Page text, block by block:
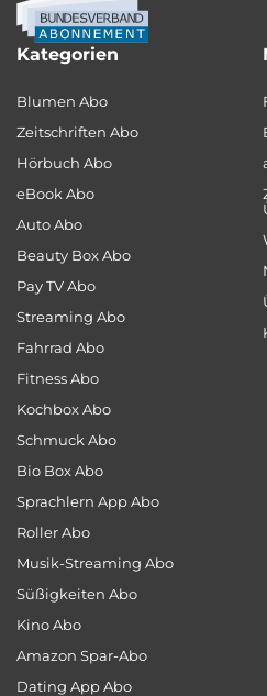
Kategorien
Blumen Abo
Zeitschriften Abo
Hörbuch Abo
eBook Abo
Auto Abo
Beauty Box Abo
Pay TV Abo
Streaming Abo
Fahrrad Abo
Fitness Abo
Kochbox Abo
Schmuck Abo
Bio Box Abo
Sprachlern App Abo
Roller Abo
Musik-Streaming Abo
Süßigkeiten Abo
Kino Abo
Amazon Spar-Abo
Dating App Abo